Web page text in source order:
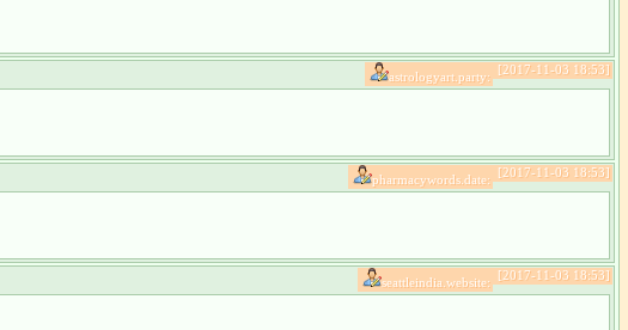
[2017-11-03 18:53]
astrologyart.party:
[2017-11-03 18:53]
pharmacywords.date:
[2017-11-03 18:53]
seattleindia.website: